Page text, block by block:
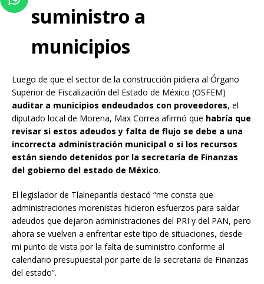
suministro a
municipios
Luego de que el sector de la construcción pidiera al Órgano
Superior de Fiscalización del Estado de México (OSFEM)
auditar a municipios endeudados con proveedores, el
diputado local de Morena, Max Correa afirmó que habría que
revisar si estos adeudos y falta de flujo se debe a una
incorrecta administración municipal o si los recursos
están siendo detenidos por la secretaría de Finanzas
del gobierno del estado de México.
El legislador de Tlalnepantla destacó “me consta que
administraciones morenistas hicieron esfuerzos para saldar
adeudos que dejaron administraciones del PRI y del PAN, pero
ahora se vuelven a enfrentar este tipo de situaciones, desde
mi punto de vista por la falta de suministro conforme al
calendario presupuestal por parte de la secretaria de Finanzas
del estado”.